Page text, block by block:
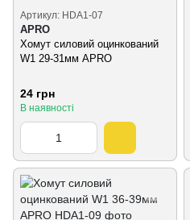
Артикул: HDA1-07
APRO
Хомут силовий оцинкований
W1 29-31мм APRO
24 грн
В наявності